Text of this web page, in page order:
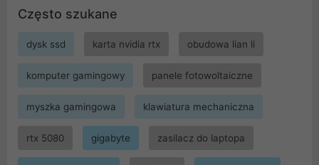
Często szukane
dysk ssd karta nvidia rtx obudowa lian li
komputer gamingowy panele fotowoltaiczne
myszka gamingowa klawiatura mechaniczna
rtx 5080 gigabyte zasilacz do laptopa